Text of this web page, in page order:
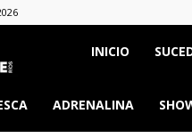
Once
Ríos
INICIO
ADRENALINA